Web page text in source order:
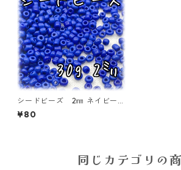
シードビーズ 2㎜ ネイビーブ
ルー 30ｇ【SEED-BEADS-o
02-BLU3】
¥80
同じカテゴリの